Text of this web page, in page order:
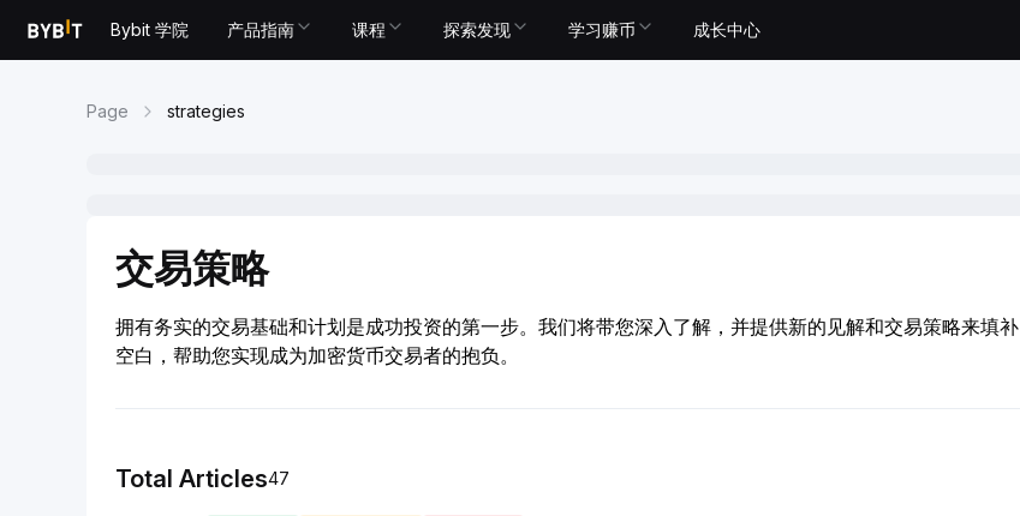
Bybit 学院 产品指南 课程 探索发现 学习赚币 成长中心
Page strategies
交易策略
拥有务实的交易基础和计划是成功投资的第一步。我们将带您深入了解，并提供新的见解和交易策略来填补
空白，帮助您实现成为加密货币交易者的抱负。
Total Articles47